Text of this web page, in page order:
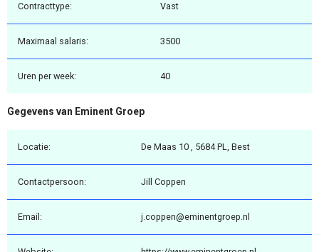
Contracttype: Vast
Maximaal salaris: 3500
Uren per week: 40
Gegevens van Eminent Groep
Locatie: De Maas 10 , 5684 PL, Best
Contactpersoon: Jill Coppen
Email: j.coppen@eminentgroep.nl